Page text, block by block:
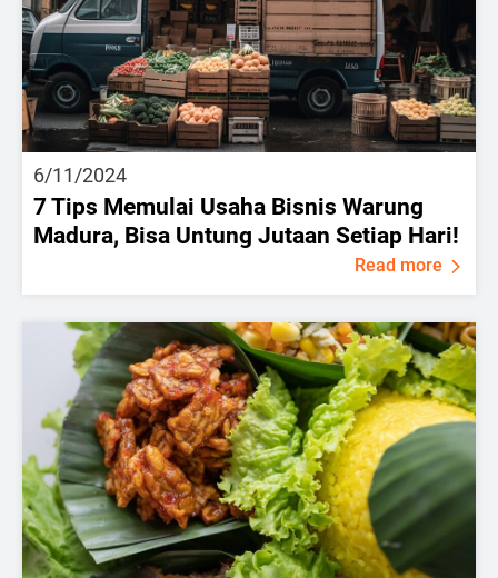
6/11/2024
7 Tips Memulai Usaha Bisnis Warung
Madura, Bisa Untung Jutaan Setiap Hari!
Read more